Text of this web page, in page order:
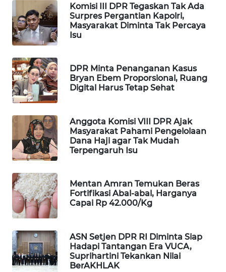
Komisi III DPR Tegaskan Tak Ada
Surpres Pergantian Kapolri,
Masyarakat Diminta Tak Percaya
Isu
DPR Minta Penanganan Kasus
Bryan Ebem Proporsional, Ruang
Digital Harus Tetap Sehat
Anggota Komisi VIII DPR Ajak
Masyarakat Pahami Pengelolaan
Dana Haji agar Tak Mudah
Terpengaruh Isu
Mentan Amran Temukan Beras
Fortifikasi Abal-abal, Harganya
Capai Rp 42.000/Kg
ASN Setjen DPR RI Diminta Siap
Hadapi Tantangan Era VUCA,
Suprihartini Tekankan Nilai
BerAKHLAK
INFRASTRUKTUR
WAHANA
KONSUMEN
WAHANA
LISTRIK
TRAVEL
WAHANA
TV
WAHANANEWS
ID
WAHANANEWS
CO ID
WAHANANEWS
NET